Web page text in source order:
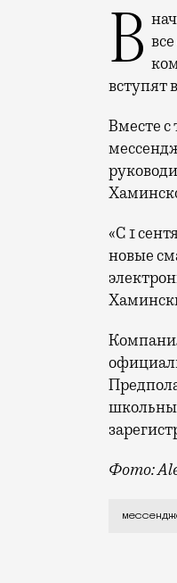
В начале июля Владимир Путин подписал закон, обязывающий устанавливать на
вступят
Вместе с
«С 1
новые
Фото:
В